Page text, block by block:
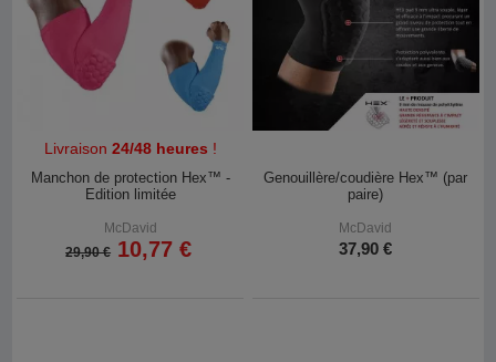
Livraison 24/48 heures !
Manchon de protection Hex™ -
Edition limitée
McDavid
29,90 € 10,77 €
Genouillère/coudière Hex™ (par
paire)
McDavid
37,90 €